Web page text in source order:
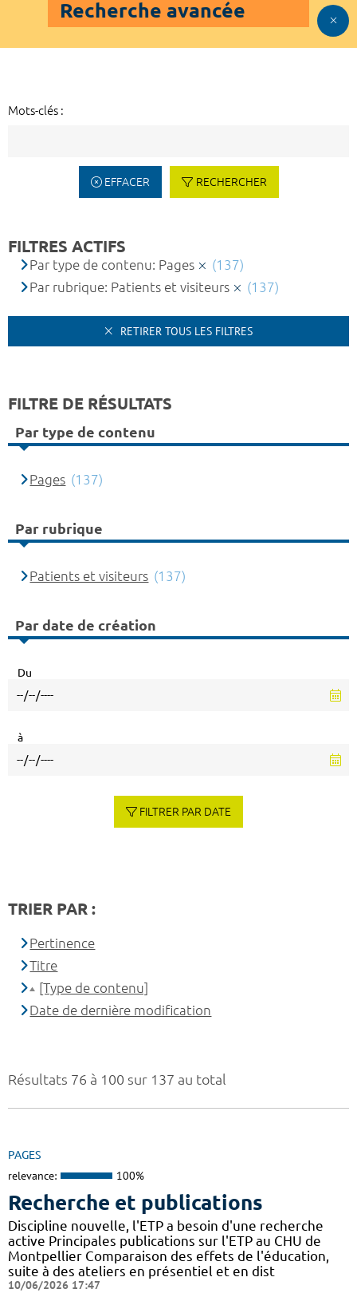
Recherche avancée
Mots-clés :
EFFACER RECHERCHER
Résultats 76 à 100 sur 137 au total
PAGES
relevance: 100%
Recherche et publications
Discipline nouvelle, l'ETP a besoin d'une recherche
active Principales publications sur l'ETP au CHU de
Montpellier Comparaison des effets de l'éducation,
suite à des ateliers en présentiel et en dist
10/06/2026 17:47
FILTRES ACTIFS
Par type de contenu: Pages
(137)
Par rubrique: Patients et visiteurs
(137)
RETIRER TOUS LES FILTRES
FILTRE DE RÉSULTATS
Par type de contenu
Pages (137)
Par rubrique
Patients et visiteurs (137)
Par date de création
Du
à
FILTRER PAR DATE
TRIER PAR :
Pertinence
Titre
[Type de contenu]
Date de dernière modification